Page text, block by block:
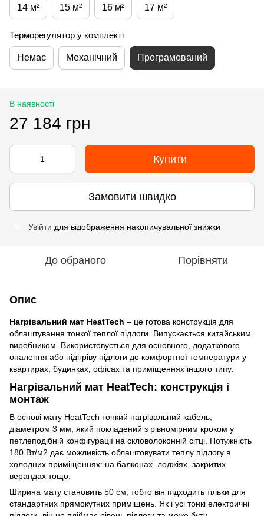
14 м² 15 м² 16 м² 17 м²
Терморегулятор у комплекті
Немає Механічний Програмований
В наявності
27 184 грн
Купити
Замовити швидко
Увійти для відображення накопичувальної знижки
До обраного Порівняти
Опис
Нагрівальний мат HeatTech – це готова конструкція для
облаштування тонкої теплої підлоги. Випускається китайським
виробником. Використовується для основного, додаткового
опалення або підігріву підлоги до комфортної температури у
квартирах, будинках, офісах та приміщеннях іншого типу.
Нагрівальний мат HeatTech: конструкція і
монтаж
В основі мату HeatTech тонкий нагрівальний кабель,
діаметром 3 мм, який покладений з рівномірним кроком у
петлеподібній конфігурації на скловолоконній сітці. Потужність
180 Вт/м2 дає можливість облаштовувати теплу підлогу в
холодних приміщеннях: на балконах, лоджіях, закритих
верандах тощо.
Ширина мату становить 50 см, тобто він підходить тільки для
стандартних прямокутних приміщень. Як і усі тонкі електричні